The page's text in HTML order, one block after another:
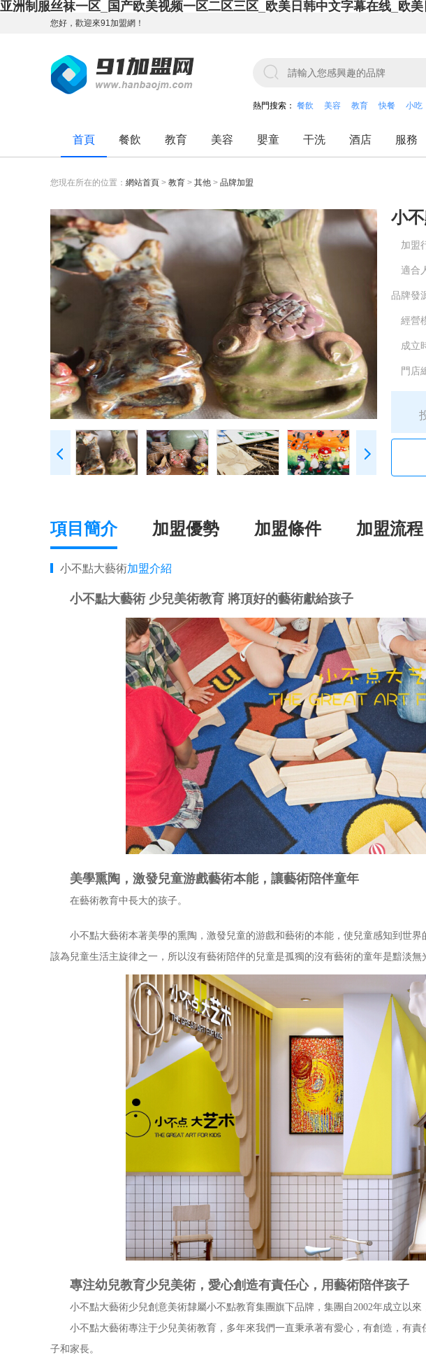
亚洲制服丝袜一区_国产欧美视频一区二区三区_欧美日韩中文字幕在线_欧
您好，歡迎來91加盟網！
熱門搜索： 餐飲 美容 教育 快餐 小吃
首頁 餐飲 教育 美容 嬰童 干洗 酒店 服務
您現在所在的位置： 網站首頁 > 教育 > 其他 > 品牌加盟
小
加盟
適合
品牌發
經營
成立
門店
項目簡介 加盟優勢 加盟條件 加盟流程
小不點大藝術加盟介紹
小不點大藝術 少兒美術教育 將頂好的藝術獻給孩子
美學熏陶，激發兒童游戲藝術本能，讓藝術陪伴童年
在藝術教育中長大的孩子。
小不點大藝術本著美學的熏陶，激發兒童的游戲和藝術的本能，使兒童感知到世界
該為兒童生活主旋律之一，所以沒有藝術陪伴的兒童是孤獨的沒有藝術的童年是黯淡無
專注幼兒教育少兒美術，愛心創造有責任心，用藝術陪伴孩子
小不點大藝術少兒創意美術隸屬小不點教育集團旗下品牌，集團自2002年成立以來
小不點大藝術專注于少兒美術教育，多年來我們一直秉承著有愛心，有創造，有責
子和家長。